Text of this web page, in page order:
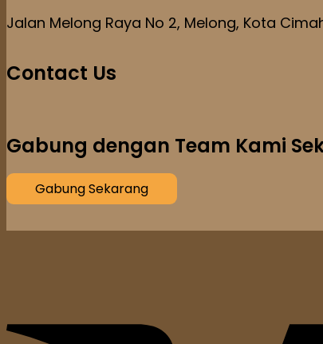
Jalan Melong Raya No 2, Melong, Kota
Contact Us
Gabung dengan Team Kami
Gabung Sekarang